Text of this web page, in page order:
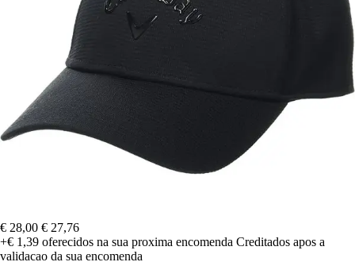
€ 28,00 € 27,76
+€ 1,39 oferecidos na sua proxima encomenda Creditados apos a
validacao da sua encomenda